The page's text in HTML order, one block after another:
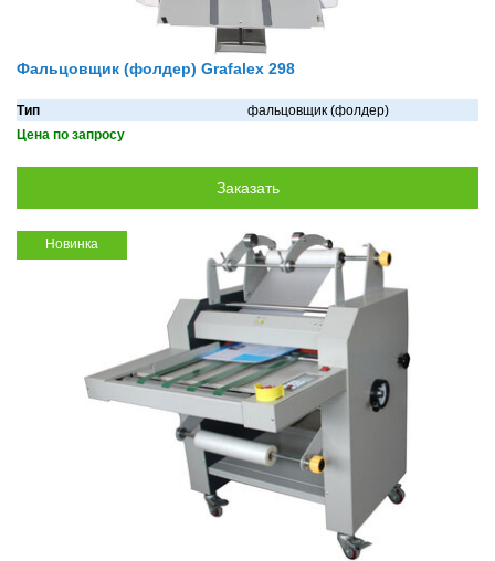
Фальцовщик (фолдер) Grafalex 298
Тип
фальцовщик (фолдер)
Цена по запросу
Новинка